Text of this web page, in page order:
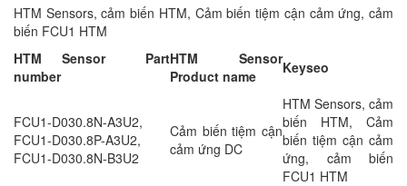
HTM Sensors, cảm biến HTM, Cảm biến tiệm cận cảm ứng, cảm
biến FCU1 HTM
HTM Sensor Part
number
HTM Sensor
Product name
Keyseo
FCU1-D030.8N-A3U2,
FCU1-D030.8P-A3U2,
FCU1-D030.8N-B3U2
Cảm biến tiệm cận
cảm ứng DC
HTM Sensors, cảm
biến HTM, Cảm
biến tiệm cận cảm
ứng, cảm biến
FCU1 HTM